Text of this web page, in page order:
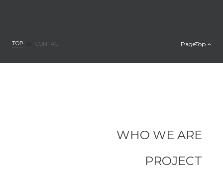
PageTop
TOP CONTACT
WHO WE ARE
PROJECT